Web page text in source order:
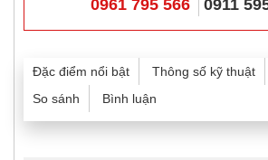
0961 795 566 0911
Đặc điểm nổi bật Thông số kỹ thuật
So sánh
Bình luận